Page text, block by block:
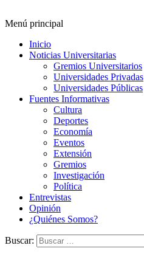
Menú principal
Inicio
Noticias Universitarias
Gremios Universitarios
Universidades Privadas
Universidades Públicas
Fuentes Informativas
Cultura
Deportes
Economía
Eventos
Extensión
Gremios
Investigación
Política
Entrevistas
Opinión
¿Quiénes Somos?
Buscar: